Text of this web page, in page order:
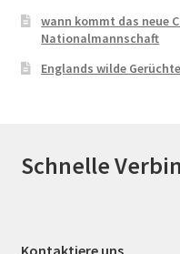
wann kommt das neue
Nationalmannschaft
Englands wilde
Schnelle
Kontaktiere uns